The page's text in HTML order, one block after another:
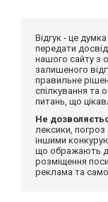
Відгук - це
передати
нашого сайту з
залишеного
правильне
спілкування та
питань, що
Не
лексики,
іншими
що ображають
розміщення
реклама та